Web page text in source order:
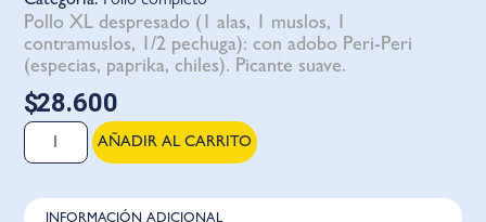
Pollo XL despresado (1 alas, 1 muslos, 1
contramuslos, 1/2 pechuga): con adobo Peri-Peri
(especias, paprika, chiles). Picante suave.
$28.600
AÑADIR AL CARRITO